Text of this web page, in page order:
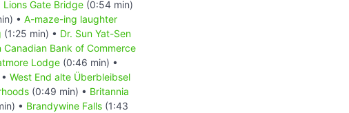
Lions Gate Bridge (0:54 min)
• A-maze-ing laughter
(1:25 min) • Dr. Sun Yat-Sen
Canadian Bank of Commerce
Lodge (0:46 min) •
West End alte Überbleibsel
(0:49 min) • Britannia
• Brandywine Falls (1:43